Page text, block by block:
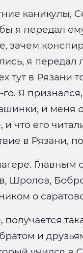
каникулы,
я передал
зачем
я
тут в
Я
и меня
и что его
в Рязани,
Шролов,
о
получается
и